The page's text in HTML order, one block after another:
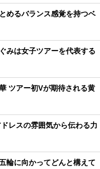
めるバランス感覚を持つベ
みは女子ツアーを代表する
ツアー初Vが期待される黄
レスの雰囲気から伝わる力
輪に向かってどんと構えて